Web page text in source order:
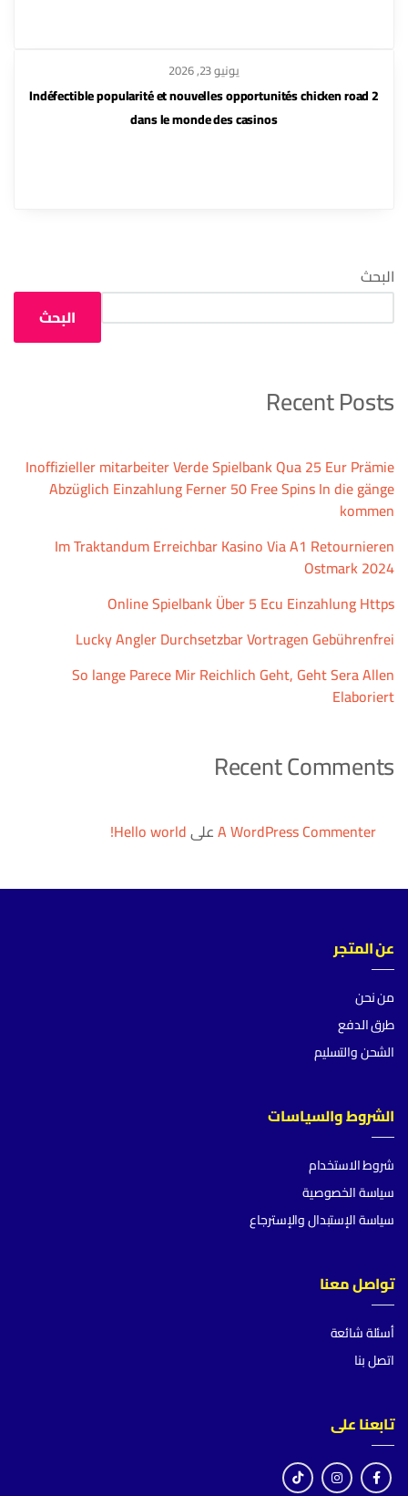
يونيو 23, 2026
Indéfectible popularité et nouvelles opportunités chicken road 2
dans le monde des casinos
البحث
البحث
Recent Posts
Inoffizieller mitarbeiter Verde Spielbank Qua 25 Eur Prämie
Abzüglich Einzahlung Ferner 50 Free Spins In die gänge
kommen
Im Traktandum Erreichbar Kasino Via A1 Retournieren
Ostmark 2024
Online Spielbank Über 5 Ecu Einzahlung Https
Lucky Angler Durchsetzbar Vortragen Gebührenfrei
So lange Parece Mir Reichlich Geht, Geht Sera Allen
Elaboriert
Recent Comments
A WordPress CommenterعلىHello world!
عن المتجر
من نحن
طرق الدفع
الشحن والتسليم
الشروط والسياسات
شروط الاستخدام
سياسة الخصوصية
سياسة الإستبدال والإسترجاع
تواصل معنا
أسئلة شائعة
اتصل بنا
تابعنا على